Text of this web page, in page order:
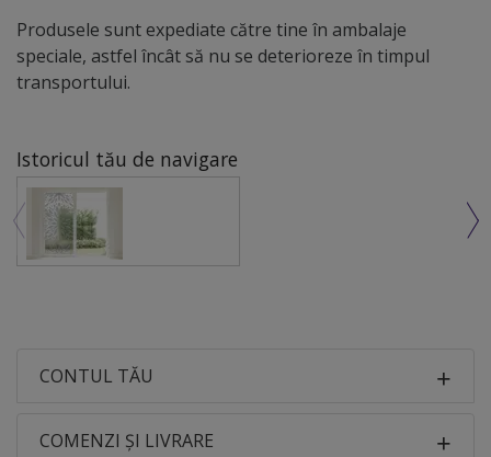
Produsele sunt expediate către tine în ambalaje
speciale, astfel încât să nu se deterioreze în timpul
transportului.
Istoricul tău de navigare
CONTUL TĂU
COMENZI ȘI LIVRARE